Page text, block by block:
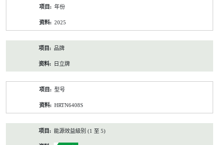
年份
2025
品牌
日立牌
型号
HRTN6408S
能源效益級別 (1 至 5)